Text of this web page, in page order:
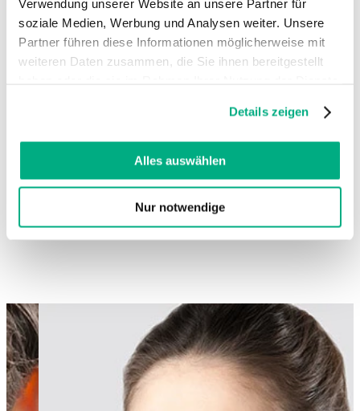
Verwendung unserer Website an unsere Partner für
soziale Medien, Werbung und Analysen weiter. Unsere
Partner führen diese Informationen möglicherweise mit
weiteren Daten zusammen, die Sie ihnen bereitgestellt
Cookies, wenn Sie unsere Webseite weiterhin nutzen.
Weitere Informationen finden Sie in
DatenschutzerklärungundImpressum
Details zeigen
Alles auswählen
Nur notwendige